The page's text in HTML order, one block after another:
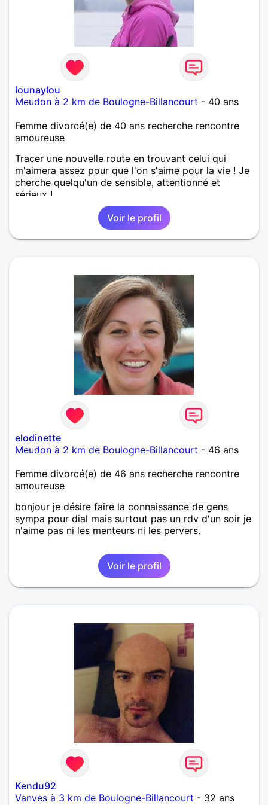
lounaylou
Meudon à 2 km de Boulogne-Billancourt - 40 ans
Femme divorcé(e) de 40 ans recherche rencontre
amoureuse
Tracer une nouvelle route en trouvant celui qui
m'aimera assez pour que l'on s'aime pour la vie ! Je
cherche quelqu'un de sensible, attentionné et
sérieux !
Voir le profil
elodinette
Meudon à 2 km de Boulogne-Billancourt - 46 ans
Femme divorcé(e) de 46 ans recherche rencontre
amoureuse
bonjour je désire faire la connaissance de gens
sympa pour dial mais surtout pas un rdv d'un soir je
n'aime pas ni les menteurs ni les pervers.
Voir le profil
Kendu92
Vanves à 3 km de Boulogne-Billancourt - 32 ans